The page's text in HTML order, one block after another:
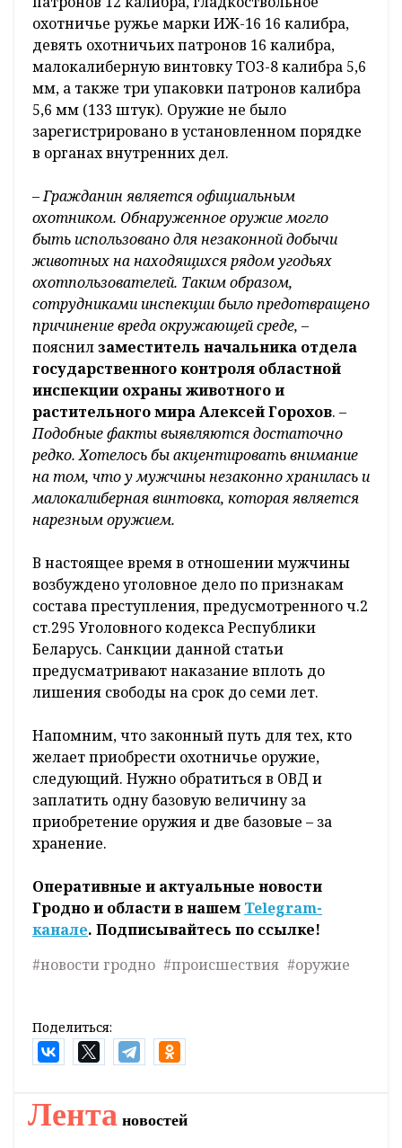
охотничье ружье марки ИЖ-16 16 калибра,
девять охотничьих патронов 16 калибра,
малокалиберную винтовку ТОЗ-8 калибра 5,6
мм, а также три упаковки патронов калибра
5,6 мм (133 штук). Оружие не было
зарегистрировано в установленном порядке
в органах внутренних дел.
– Гражданин является официальным
охотником. Обнаруженное оружие могло
быть использовано для незаконной добычи
животных на находящихся рядом угодьях
охотпользователей. Таким образом,
сотрудниками инспекции было предотвращено
причинение вреда окружающей среде, –
пояснилзаместитель начальника отдела
государственного контроля областной
инспекции охраны животного и
растительного мира Алексей Горохов. –
Подобные факты выявляются достаточно
редко. Хотелось бы акцентировать внимание
на том, что у мужчины незаконно хранилась и
малокалиберная винтовка, которая является
нарезным оружием.
В настоящее время в отношении мужчины
возбуждено уголовное дело по признакам
состава преступления, предусмотренного ч.2
ст.295 Уголовного кодекса Республики
Беларусь. Санкции данной статьи
предусматривают наказание вплоть до
лишения свободы на срок до семи лет.
Напомним, что законный путь для тех, кто
желает приобрести охотничье оружие,
следующий. Нужно обратиться в ОВД и
заплатить одну базовую величину за
приобретение оружия и две базовые – за
хранение.
Оперативные и актуальные новости
Гродно и области в нашем Telegram-
канале. Подписывайтесь по ссылке!
#новости гродно #происшествия #оружие
Поделиться:
Лента новостей